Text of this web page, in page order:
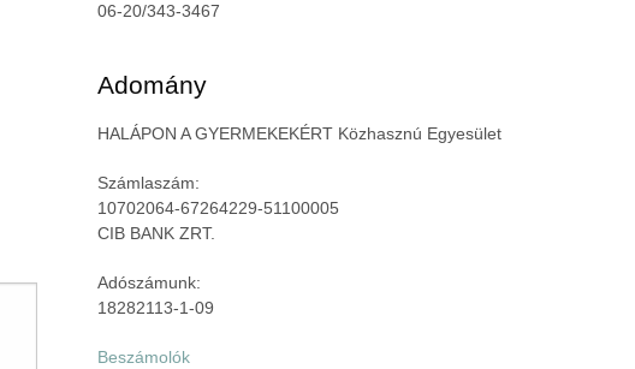
06-20/343-3467
Adomány
HALÁPON A GYERMEKEKÉRT Közhasznú Egyesület
Számlaszám:
10702064-67264229-51100005
CIB BANK ZRT.
Adószámunk:
18282113-1-09
Beszámolók